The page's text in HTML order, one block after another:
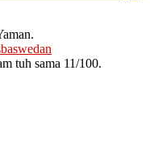
tuh sama 11/100.